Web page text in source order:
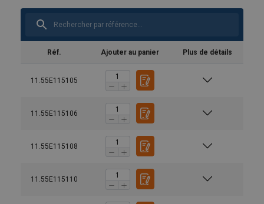
Réf. Ajouter au panier Plus de détails
11.55E115105
11.55E115106
11.55E115108
11.55E115110